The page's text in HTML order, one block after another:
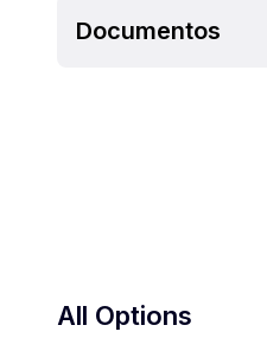
Documentos
All Options